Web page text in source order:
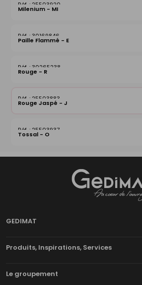
25503920
Milenium - MI
30169846
Paille Flammé - E
30265238
Rouge - R
25503883
Rouge Jaspé - J
25503937
Tossal - O
GEDIMAT
Produits, Inspirations, Services
Le groupement